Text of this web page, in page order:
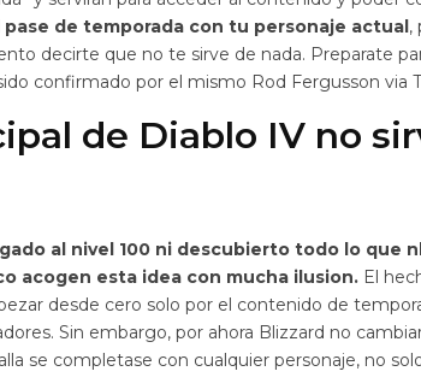
de temporada con tu personaje actual,
decirte que no te sirve de nada. Preparate
confirmado por el mismo Rod Fergusson via
de Diablo IV no
al nivel 100 ni descubierto todo lo que
acogen esta idea con mucha ilusion. El
desde cero solo por el contenido de
Sin embargo, por ahora Blizzard no
se completase con cualquier personaje, no